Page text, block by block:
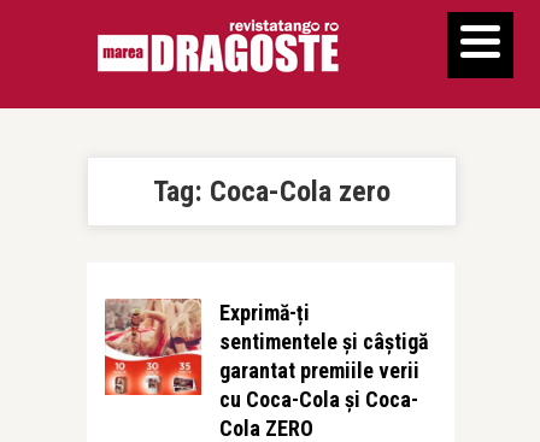
Tag: Coca-Cola zero
Exprimă-ți
sentimentele și câștigă
garantat premiile verii
cu Coca-Cola și Coca-
Cola ZERO